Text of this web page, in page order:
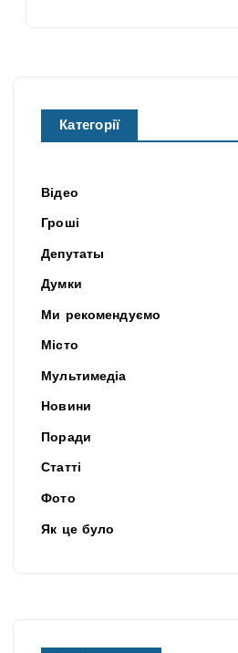
Категорії
Відео
Гроші
Депутаты
Думки
Ми рекомендуємо
Місто
Мультимедіа
Новини
Поради
Статті
Фото
Як це було